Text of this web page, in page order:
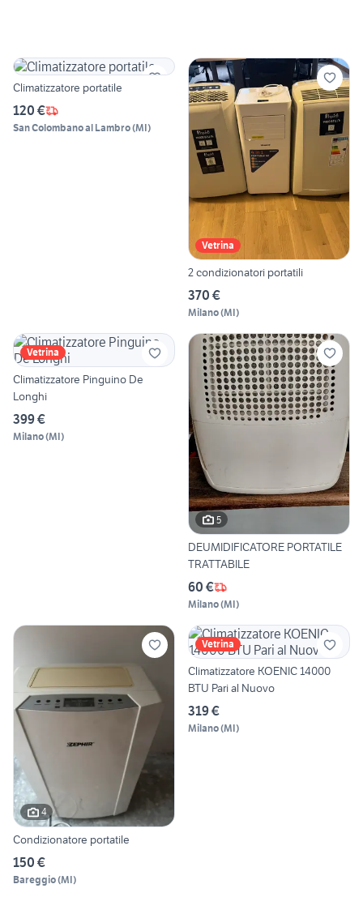
Climatizzatore portatile
120 €
San Colombano al Lambro(MI)
Vetrina
2 condizionatori portatili
370 €
Milano(MI)
Vetrina
Climatizzatore Pinguino De
Longhi
399 €
Milano(MI)
5
DEUMIDIFICATORE PORTATILE
TRATTABILE
60 €
Milano(MI)
4
Condizionatore portatile
150 €
Bareggio(MI)
Vetrina
Climatizzatore KOENIC 14000
BTU Pari al Nuovo
319 €
Milano(MI)